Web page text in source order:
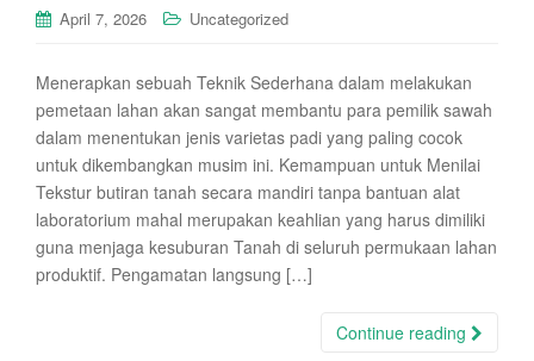
April 7, 2026 Uncategorized
Menerapkan sebuah Teknik Sederhana dalam melakukan
pemetaan lahan akan sangat membantu para pemilik sawah
dalam menentukan jenis varietas padi yang paling cocok
untuk dikembangkan musim ini. Kemampuan untuk Menilai
Tekstur butiran tanah secara mandiri tanpa bantuan alat
laboratorium mahal merupakan keahlian yang harus dimiliki
guna menjaga kesuburan Tanah di seluruh permukaan lahan
produktif. Pengamatan langsung […]
Continue reading